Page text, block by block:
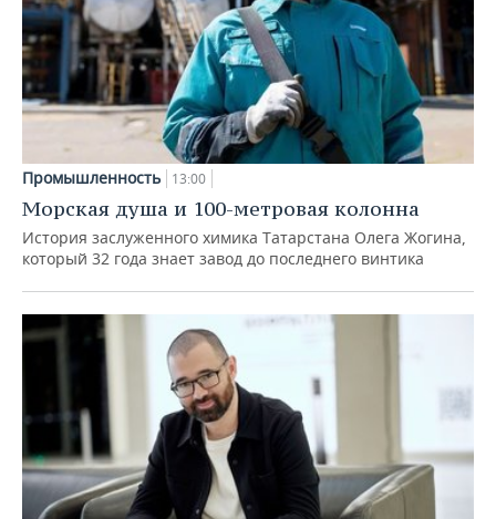
Промышленность 13:00
Морская душа и 100-метровая колонна
История заслуженного химика Татарстана Олега Жогина,
который 32 года знает завод до последнего винтика